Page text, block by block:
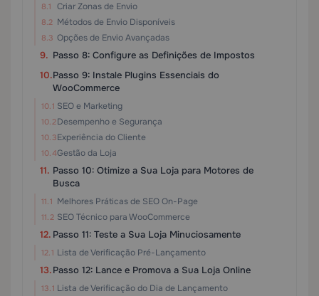
Criar Zonas de Envio
Métodos de Envio Disponíveis
Opções de Envio Avançadas
Passo 8: Configure as Definições de Impostos
Passo 9: Instale Plugins Essenciais do
WooCommerce
SEO e Marketing
Desempenho e Segurança
Experiência do Cliente
Gestão da Loja
Passo 10: Otimize a Sua Loja para Motores de
Busca
Melhores Práticas de SEO On-Page
SEO Técnico para WooCommerce
Passo 11: Teste a Sua Loja Minuciosamente
Lista de Verificação Pré-Lançamento
Passo 12: Lance e Promova a Sua Loja Online
Lista de Verificação do Dia de Lançamento